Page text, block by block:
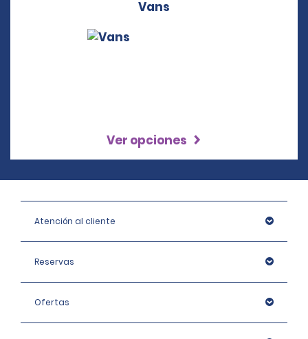
Vans
Ver opciones
Atención al cliente
Reservas
Ofertas